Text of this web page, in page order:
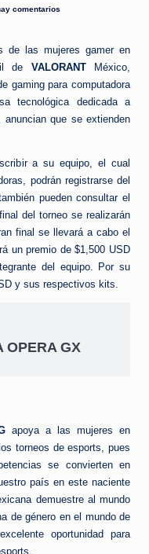
comentarios
de las mujeres gamer en
de VALORANTMéxico,
gaming para computadora
tecnológica dedicada a
que se extienden
a su equipo, el cual
podrán registrarse del
pueden consultar el
del torneo se realizarán
final se llevará a cabo el
un premio de $1,500 USD
del equipo. Por su
y sus respectivos kits.
OPERA GX
apoya a las mujeres en
torneos de esports, pues
se convierten en
país en este naciente
demuestre al mundo
de género en el mundo de
oportunidad para